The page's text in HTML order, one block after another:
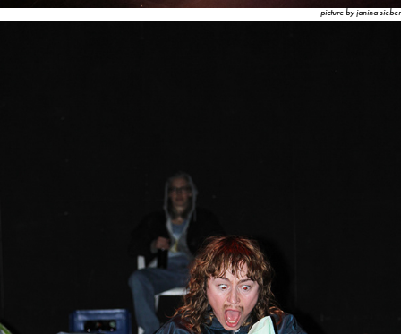
picture by janina sieber